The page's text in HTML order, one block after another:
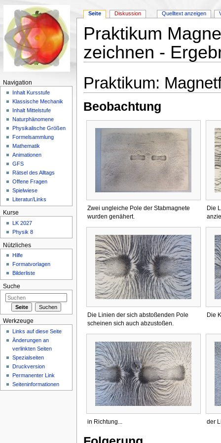
Praktikum
zeichnen -
Praktikum:
Beobachtung
Zwei ungleiche Pole der Stabmagnete
wurden genähert.
Die
Die Linien der sich abstoßenden Pole
scheinen sich auch abzustoßen.
Die
in Richtung... der
Seite Diskussion Quelltext anzeigen
Navigation
Inhalt Kursstufe
Klassische Mechanik
Inhalt Mittelstufe
Naturphänomene
Physikalische Größen
Formelsammlung
Mathematik
Animationen
GFS
Rätsel des Alltags
Offene Fragen
Spielwiese
Literatur/Links
Kurse
LK 2027
Physik 8
Nützliches
Hilfe
Formatvorlagen
Bilderliste
Suche
Werkzeuge
Links auf diese Seite
Änderungen an
verlinkten Seiten
Spezialseiten
Druckversion
Permanenter Link
Seiteninformationen